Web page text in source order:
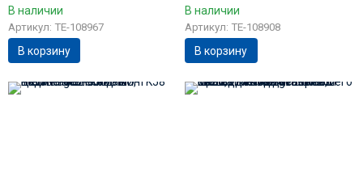
В наличии
Артикул: TE-108967
В корзину
В наличии
Артикул: TE-108908
В корзину